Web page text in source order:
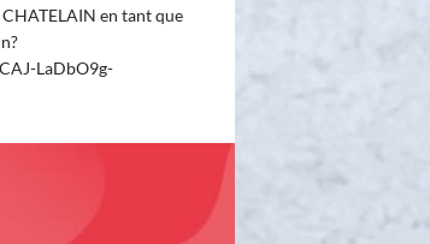
en tant que
LaDbO9g-